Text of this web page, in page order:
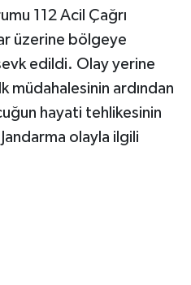
112 Acil Çağrı
üzerine bölgeye
edildi. Olay yerine
müdahalesinin ardından
hayati tehlikesinin
olayla ilgili